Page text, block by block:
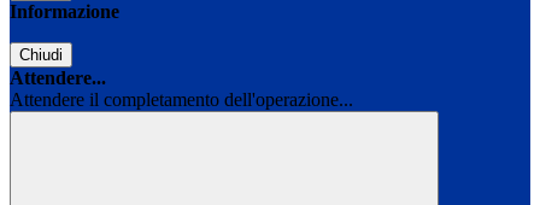
Informazione
Chiudi
Attendere...
Attendere il completamento dell'operazione...